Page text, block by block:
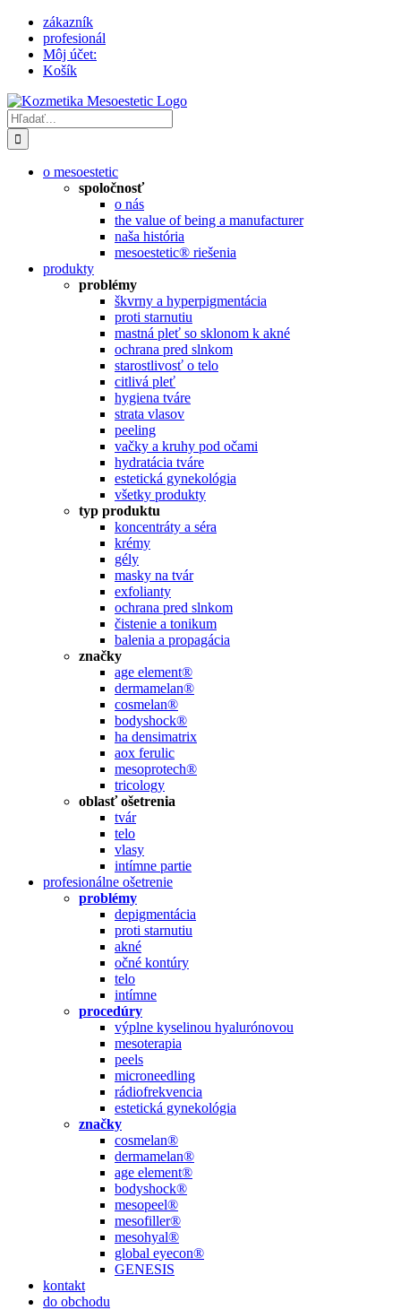
Skip
content
zákazník
profesionál
Môj účet:
Košík
Hľadať:
o mesoestetic
spoločnosť
o nás
the value of being a manufacturer
naša história
mesoestetic® riešenia
produkty
problémy
škvrny a hyperpigmentácia
proti starnutiu
mastná pleť so sklonom k ​​akné
ochrana pred slnkom
starostlivosť o telo
citlivá pleť
hygiena tváre
strata vlasov
peeling
vačky a kruhy pod očami
hydratácia tváre
estetická gynekológia
všetky produkty
typ produktu
koncentráty a séra
krémy
gély
masky na tvár
exfolianty
ochrana pred slnkom
čistenie a tonikum
balenia a propagácia
značky
age element®
dermamelan®
cosmelan®
bodyshock®
ha densimatrix
aox ferulic
mesoprotech®
tricology
oblasť ošetrenia
tvár
telo
vlasy
intímne partie
profesionálne ošetrenie
problémy
depigmentácia
proti starnutiu
akné
očné kontúry
telo
intímne
procedúry
výplne kyselinou hyalurónovou
mesoterapia
peels
microneedling
rádiofrekvencia
estetická gynekológia
značky
cosmelan®
dermamelan®
age element®
bodyshock®
mesopeel®
mesofiller®
mesohyal®
global eyecon®
GENESIS
kontakt
do obchodu